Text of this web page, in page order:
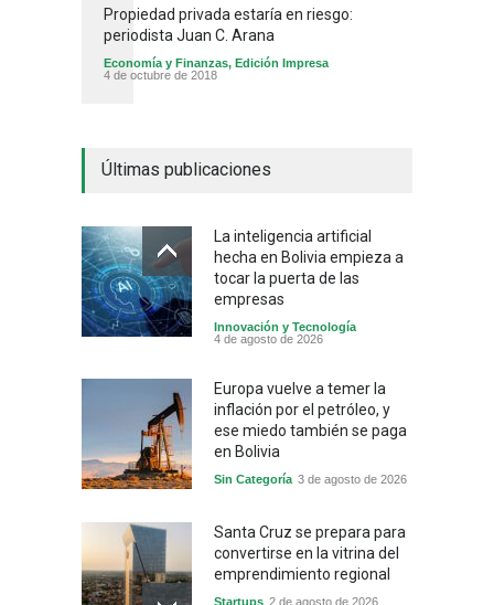
Propiedad privada estaría en riesgo:
periodista Juan C. Arana
Economía y Finanzas, Edición Impresa
4 de octubre de 2018
Últimas publicaciones
La inteligencia artificial
hecha en Bolivia empieza a
tocar la puerta de las
empresas
Innovación y Tecnología
4 de agosto de 2026
Europa vuelve a temer la
inflación por el petróleo, y
ese miedo también se paga
en Bolivia
Sin Categoría 3 de agosto de 2026
Santa Cruz se prepara para
convertirse en la vitrina del
emprendimiento regional
Startups 2 de agosto de 2026